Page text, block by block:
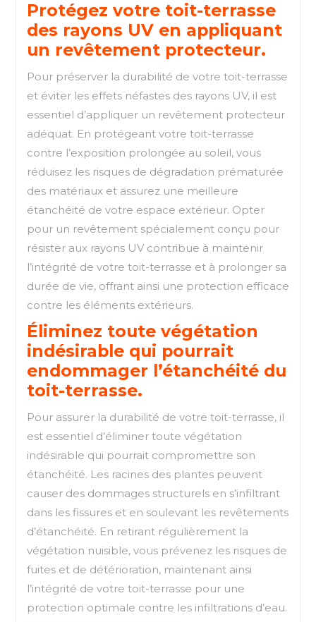
Protégez votre toit-terrasse
des rayons UV en appliquant
un revêtement protecteur.
Pour préserver la durabilité de votre toit-terrasse
et éviter les effets néfastes des rayons UV, il est
essentiel d’appliquer un revêtement protecteur
adéquat. En protégeant votre toit-terrasse
contre l’exposition prolongée au soleil, vous
réduisez les risques de dégradation prématurée
des matériaux et assurez une meilleure
étanchéité de votre espace extérieur. Opter
pour un revêtement spécialement conçu pour
résister aux rayons UV contribue à maintenir
l’intégrité de votre toit-terrasse et à prolonger sa
durée de vie, offrant ainsi une protection efficace
contre les éléments extérieurs.
Éliminez toute végétation
indésirable qui pourrait
endommager l’étanchéité du
toit-terrasse.
Pour assurer la durabilité de votre toit-terrasse, il
est essentiel d’éliminer toute végétation
indésirable qui pourrait compromettre son
étanchéité. Les racines des plantes peuvent
causer des dommages structurels en s’infiltrant
dans les fissures et en soulevant les revêtements
d’étanchéité. En retirant régulièrement la
végétation nuisible, vous prévenez les risques de
fuites et de détérioration, maintenant ainsi
l’intégrité de votre toit-terrasse pour une
protection optimale contre les infiltrations d’eau.